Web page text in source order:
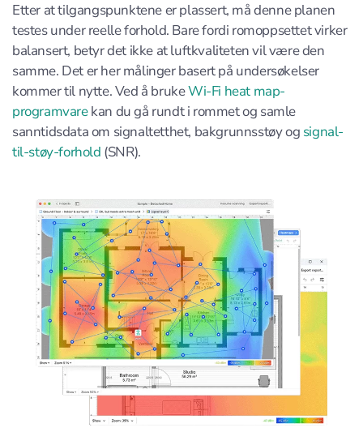
Etter at tilgangspunktene er plassert, må denne planen
testes under reelle forhold. Bare fordi romoppsettet virker
balansert, betyr det ikke at luftkvaliteten vil være den
samme. Det er her målinger basert på undersøkelser
kommer til nytte. Ved å brukeWi-Fi heat map-
programvarekan du gå rundt i rommet og samle
sanntidsdata om signaltetthet, bakgrunnsstøy og signal-
til-støy-forhold (SNR).